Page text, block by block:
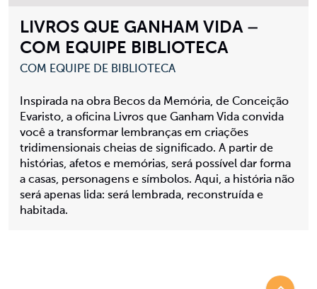
LIVROS QUE GANHAM VIDA –
COM EQUIPE BIBLIOTECA
COM EQUIPE DE BIBLIOTECA
Inspirada na obra Becos da Memória, de Conceição
Evaristo, a oficina Livros que Ganham Vida convida
você a transformar lembranças em criações
tridimensionais cheias de significado. A partir de
histórias, afetos e memórias, será possível dar forma
a casas, personagens e símbolos. Aqui, a história não
será apenas lida: será lembrada, reconstruída e
habitada.